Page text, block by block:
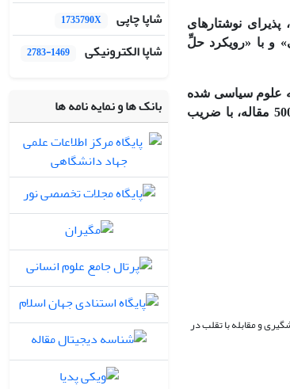
نوشتارهای
و با «رویکرد حلِّ
علوم سیاسی شده
است‌که با رعایت بالاترین استانداردهای علمی و با بهره‌گیری از موازین اخلاق حرفه‌ای، بیش از 500 مقاله، با ضریب
و مقابله با تقلب در
شاپا چاپی
1735790X
شاپا الکترونیکی 2783-1469
بانک ها و نمایه نامه ها